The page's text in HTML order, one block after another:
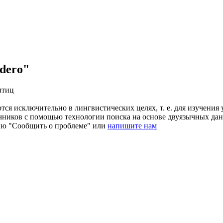
исключительно в лингвистических целях, т. е. для
с помощью технологии поиска на основе двуязычных
"Сообщить о проблеме" или напишите нам